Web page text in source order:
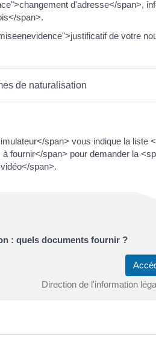
d'adresse</span>,
span>.
de votre
de naturalisation
span> vous indique la
fournir</span> pour demander la
span>.
: quels documents fournir ?
Direction de l'information